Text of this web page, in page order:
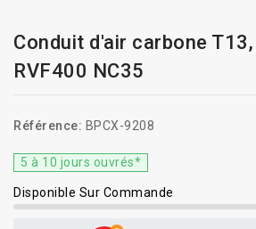
Conduit d'air carbone
RVF400 NC35
Référence: BPCX-9208
5 à 10 jours ouvrés*
Disponible Sur Commande